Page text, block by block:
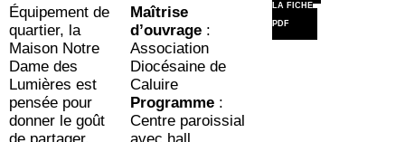
Équipement de
quartier, la
Maison Notre
Dame des
Lumières est
pensée pour
donner le goût
Maîtrise
d’ouvrage :
Association
Diocésaine de
Caluire
Programme :
Centre paroissial
LA FICHE
PDF